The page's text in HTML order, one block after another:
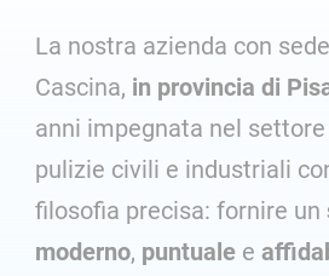
La nostra azienda con
Cascina, in provincia di
anni impegnata nel
pulizie civili e industriali
filosofia precisa: fornire un
moderno, puntuale e